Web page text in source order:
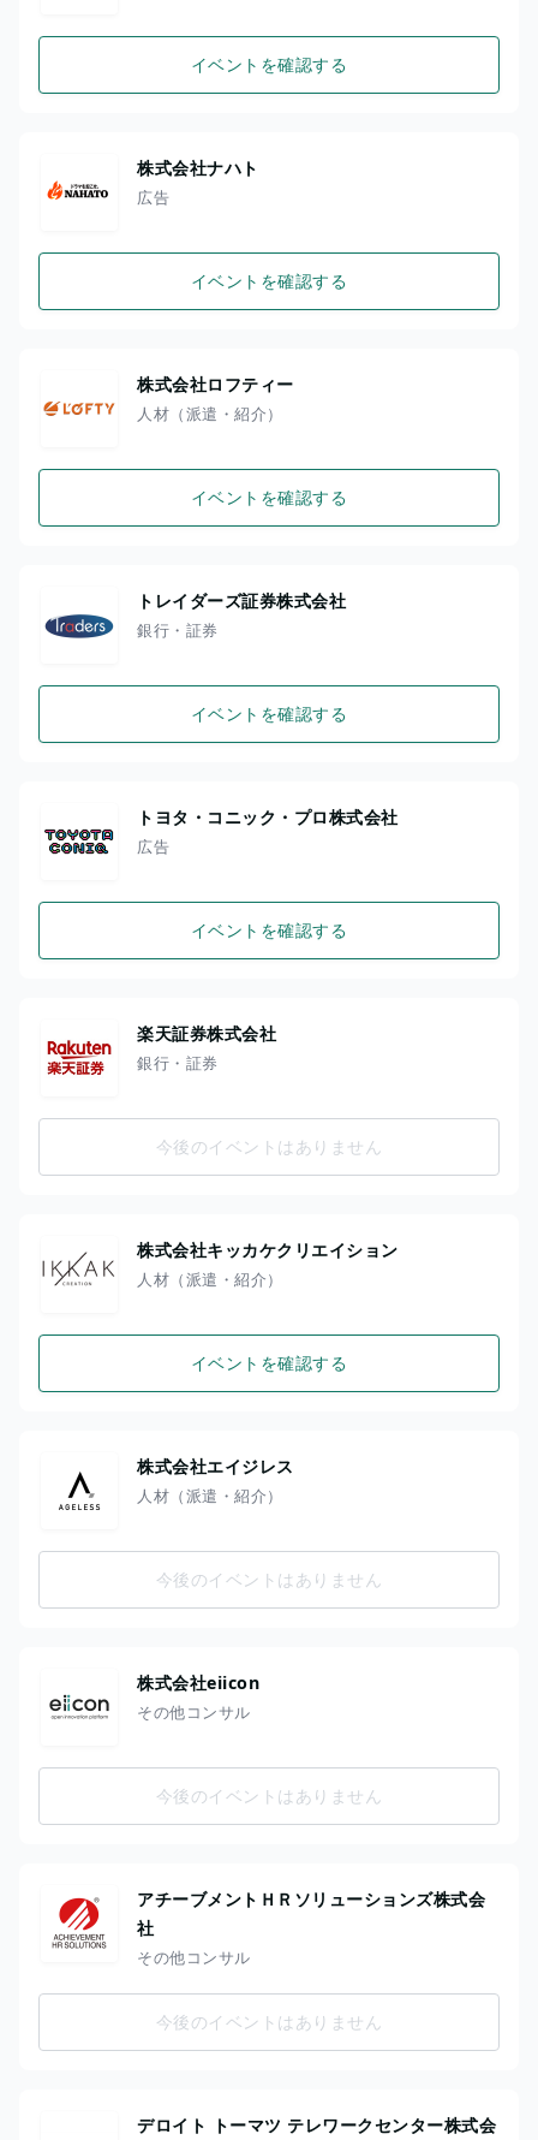
イベントを確認する
株式会社ナハト
広告
イベントを確認する
株式会社ロフティー
人材（派遣・紹介）
イベントを確認する
トレイダーズ証券株式会社
銀行・証券
イベントを確認する
トヨタ・コニック・プロ株式会社
広告
イベントを確認する
楽天証券株式会社
銀行・証券
今後のイベントはありません
株式会社キッカケクリエイション
人材（派遣・紹介）
イベントを確認する
株式会社エイジレス
人材（派遣・紹介）
今後のイベントはありません
株式会社eiicon
その他コンサル
今後のイベントはありません
アチーブメントＨＲソリューションズ株式会
社
その他コンサル
今後のイベントはありません
デロイト トーマツ テレワークセンター株式会